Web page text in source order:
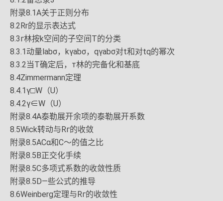
附录8.1A关于正则分布
8.2Rr的显示表达式
8.3г林按k空间的子空间T的分类
8.3.1动量labσ，kγabσ，qγabσ对t和对tq的幂次
8.3.2当T确定后，т林的完备化和基底
8.4Zimmermann定理
8.4.1γ□W（U）
8.4.2γ∈W（U）
附录8.4A泰勒展开余项的泰勒展开系数
8.5Wick转动与Rг的收敛
附录8.5ACα和C～的值之比
附录8.5B正交化手续
附录8.5C多项式系数的收敛性质
附录8.5D—些公式的推导
8.6Weinberg定理与Rг的收敛性